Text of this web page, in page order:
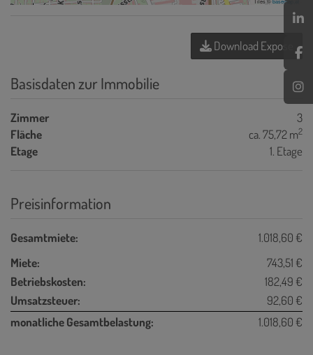
Download Expose
Basisdaten zur Immobilie
Zimmer
3
Fläche
ca. 75,72 m2
Etage 1. Etage
Preisinformation
Gesamtmiete:
1.018,60 €
Miete:
743,51 €
Betriebskosten:
182,49 €
Umsatzsteuer:
92,60 €
monatliche Gesamtbelastung:
1.018,60 €